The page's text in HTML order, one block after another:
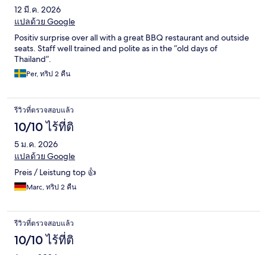
12 มี.ค. 2026
แปลด้วย Google
Positiv surprise over all with a great BBQ restaurant and outside
seats. Staff well trained and polite as in the ”old days of
Thailand”.
Per, ทริป 2 คืน
รีวิวที่ตรวจสอบแล้ว
10/10 ไร้ที่ติ
5 ม.ค. 2026
แปลด้วย Google
Preis / Leistung top 👍
Marc, ทริป 2 คืน
รีวิวที่ตรวจสอบแล้ว
10/10 ไร้ที่ติ